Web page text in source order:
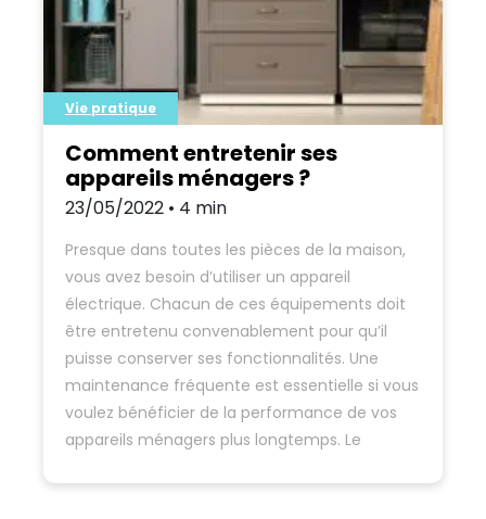
Comment entretenir ses
appareils ménagers ?
Vie pratique
23/05/2022 • 4 min
Presque dans toutes les pièces de la maison,
vous avez besoin d’utiliser un appareil
électrique. Chacun de ces équipements doit
être entretenu convenablement pour qu’il
puisse conserver ses fonctionnalités. Une
maintenance fréquente est essentielle si vous
voulez bénéficier de la performance de vos
appareils ménagers plus longtemps. Le